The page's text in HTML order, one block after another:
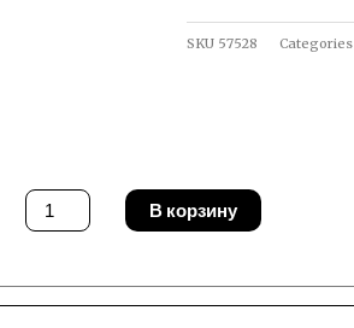
SKU 57528 Categories
Количество
товара
Борфреза
0616/6
Z3
В корзину